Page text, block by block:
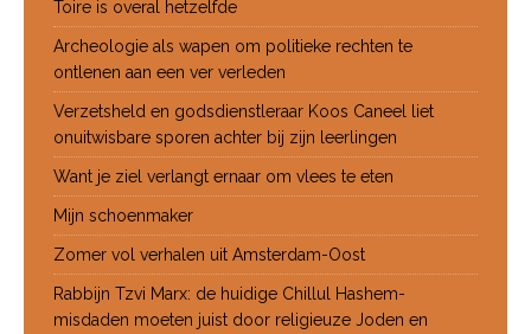
Toire is overal hetzelfde
Archeologie als wapen om politieke rechten te
ontlenen aan een ver verleden
Verzetsheld en godsdienstleraar Koos Caneel liet
onuitwisbare sporen achter bij zijn leerlingen
Want je ziel verlangt ernaar om vlees te eten
Mijn schoenmaker
Zomer vol verhalen uit Amsterdam-Oost
Rabbijn Tzvi Marx: de huidige Chillul Hashem-
misdaden moeten juist door religieuze Joden en